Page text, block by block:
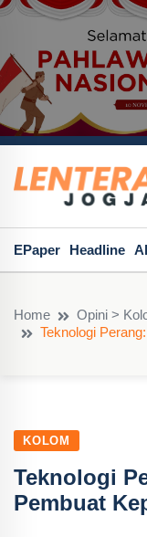
EPaper Headline
Home
Opini >
Teknologi
KOLOM
Teknologi
Pembuat